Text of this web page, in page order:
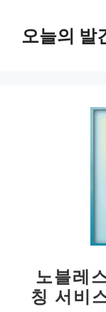
오늘의 발
노블레
칭 서비